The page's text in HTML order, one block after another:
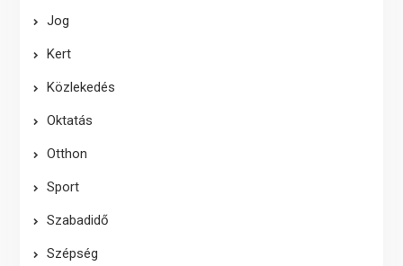
Jog
Kert
Közlekedés
Oktatás
Otthon
Sport
Szabadidő
Szépség